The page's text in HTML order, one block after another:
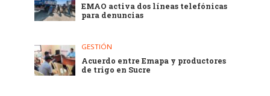
EMAO activa dos líneas telefónicas
para denuncias
GESTIÓN
Acuerdo entre Emapa y productores
de trigo en Sucre